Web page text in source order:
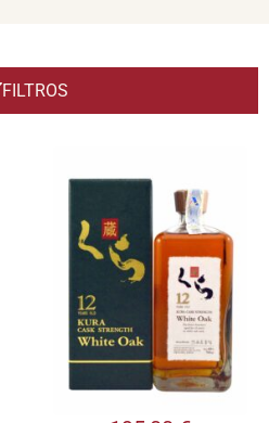
FILTROS